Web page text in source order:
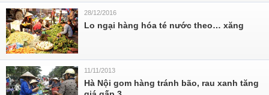
28/12/2016
Lo ngại hàng hóa té nước theo… xăng
11/11/2013
Hà Nội gom hàng tránh bão, rau xanh tăng